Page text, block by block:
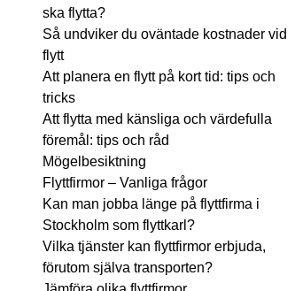
ska flytta?
Så undviker du oväntade kostnader vid
flytt
Att planera en flytt på kort tid: tips och
tricks
Att flytta med känsliga och värdefulla
föremål: tips och råd
Mögelbesiktning
Flyttfirmor – Vanliga frågor
Kan man jobba länge på flyttfirma i
Stockholm som flyttkarl?
Vilka tjänster kan flyttfirmor erbjuda,
förutom själva transporten?